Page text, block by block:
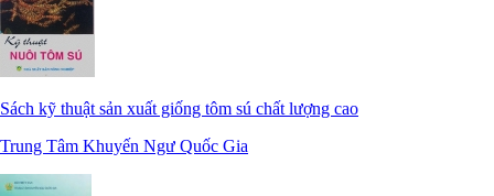
Sách kỹ thuật sản xuất giống tôm sú chất lượng cao
Trung Tâm Khuyến Ngư Quốc Gia